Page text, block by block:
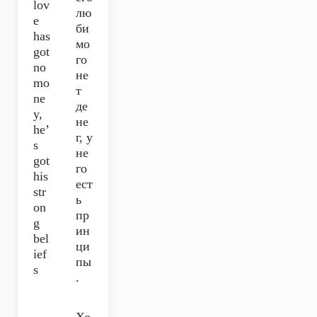
lov
e
has
got
no
mo
ne
y,
he’
s
got
his
str
on
g
bel
ief
s
лю
би
мо
го
не
т
де
не
г, у
не
го
ест
ь
пр
ин
ци
пы
.